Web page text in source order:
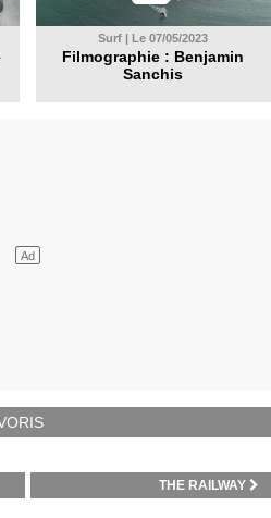
Surf | Le 07/05/2023
Filmographie : Benjamin
Sanchis
THE RAILWAY